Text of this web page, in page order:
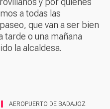
a todas las
que van a ser bien
tarde o una mañana
la alcaldesa.
AEROPUERTO DE BADAJOZ